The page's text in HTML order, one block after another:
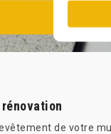
de votre